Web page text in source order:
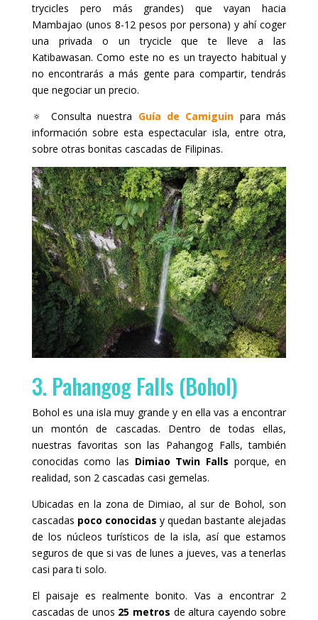
trycicles pero más grandes) que vayan hacia
Mambajao (unos 8-12 pesos por persona) y ahí coger
una privada o un trycicle que te lleve a las
Katibawasan. Como este no es un trayecto habitual y
no encontrarás a más gente para compartir, tendrás
que negociar un precio.
🔅 Consulta nuestra Guía de Camiguin para más
información sobre esta espectacular isla, entre otra,
sobre otras bonitas cascadas de Filipinas.
3. Pahangog Falls (Bohol)
Bohol es una isla muy grande y en ella vas a encontrar
un montón de cascadas. Dentro de todas ellas,
nuestras favoritas son las Pahangog Falls, también
conocidas como las Dimiao Twin Falls porque, en
realidad, son 2 cascadas casi gemelas.
Ubicadas en la zona de Dimiao, al sur de Bohol, son
cascadas poco conocidas y quedan bastante alejadas
de los núcleos turísticos de la isla, así que estamos
seguros de que si vas de lunes a jueves, vas a tenerlas
casi para ti solo.
El paisaje es realmente bonito. Vas a encontrar 2
cascadas de unos 25 metros de altura cayendo sobre